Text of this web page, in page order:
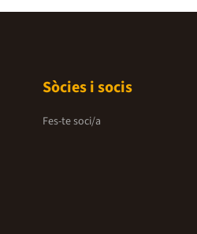
Sòcies i socis
Fes-te soci/a